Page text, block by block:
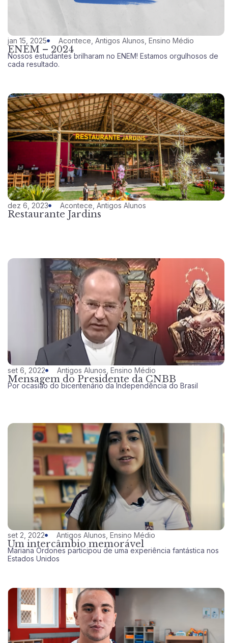
jan 15, 2025 Acontece Antigos Alunos Ensino Médio
ENEM – 2024
Nossos estudantes brilharam no ENEM! Estamos orgulhosos de
cada resultado.
dez 6, 2023 Acontece Antigos Alunos
Restaurante Jardins
set 6, 2022 Antigos Alunos Ensino Médio
Mensagem do Presidente da CNBB
Por ocasião do bicentenário da Independência do Brasil
set 2, 2022 Antigos Alunos Ensino Médio
Um intercâmbio memorável
Mariana Ordones participou de uma experiência fantástica nos
Estados Unidos